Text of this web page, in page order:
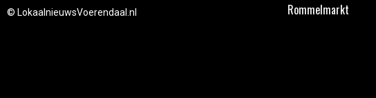
© LokaalnieuwsVoerendaal.nl
Rommelmarkt